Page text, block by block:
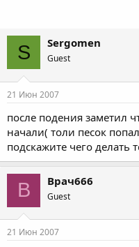
S Sergomen
Guest
21 Июн 2007
после подения заметил
начали( толи песок
подскажите чего делать
В Врач666
Guest
21 Июн 2007